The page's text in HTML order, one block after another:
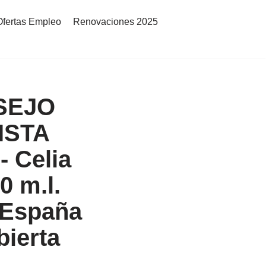
Empleo Renovaciones 2025
Celia
m.l.